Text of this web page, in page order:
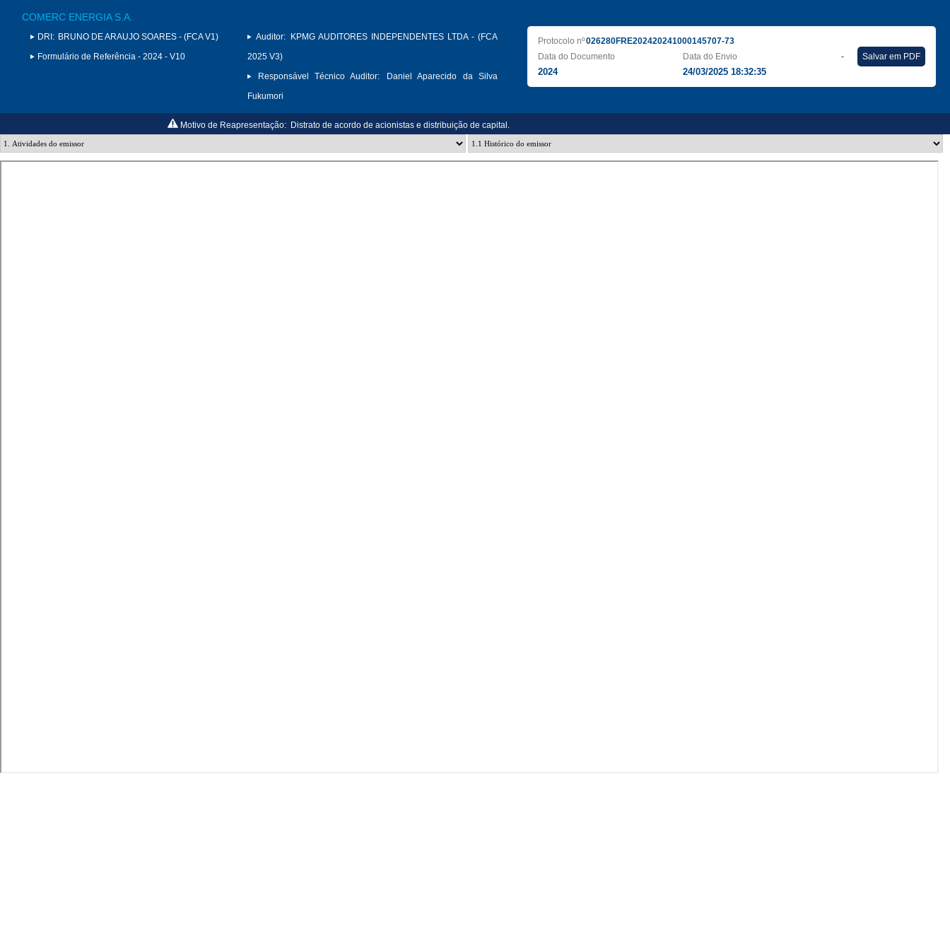
COMERC ENERGIA S.A.
DRI: BRUNO DE ARAUJO SOARES - (FCA V1)
Formulário de Referência - 2024 - V10
Auditor:
KPMG AUDITORES INDEPENDENTES LTDA - (FCA
2025 V3)
Responsável Técnico Auditor:
Daniel Aparecido da Silva
Fukumori
Protocolo nº026280FRE202420241000145707-73
Data do Documento
2024
Data do Envio
24/03/2025 18:32:35
- Salvar em PDF
Motivo de Reapresentação: Distrato de acordo de acionistas e distribuição de capital.